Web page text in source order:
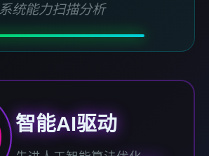
系统能力扫描分析
智能AI驱动